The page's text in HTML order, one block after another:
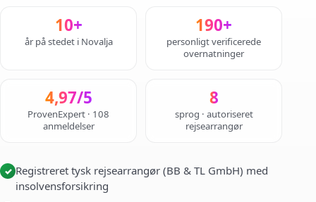
10+
år på stedet i Novalja
190+
personligt verificerede
overnatninger
4,97/5
ProvenExpert · 108
anmeldelser
8
sprog · autoriseret
rejsearrangør
✓ Registreret tysk rejsearrangør (BB & TL GmbH) med
insolvensforsikring